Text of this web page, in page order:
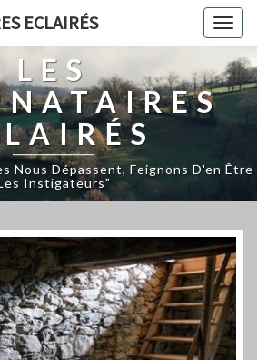
ECLAIRÉS
LES
Nous Dépassent, Feignons D'en Être
Instigateurs"